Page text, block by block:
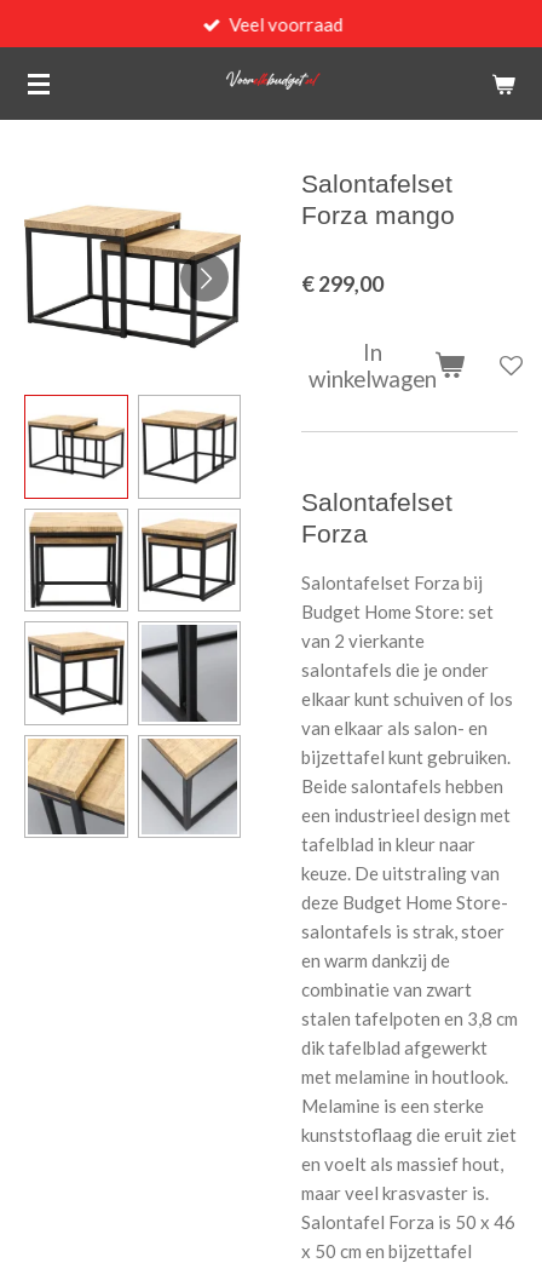
direct
naar
Veel voorraad
Salontafelset
Forza mango
€ 299,00
In
winkelwagen
Salontafelset
Forza
Salontafelset Forza bij
Budget Home Store: set
van 2 vierkante
salontafels die je onder
elkaar kunt schuiven of los
van elkaar als salon- en
bijzettafel kunt gebruiken.
Beide salontafels hebben
een industrieel design met
tafelblad in kleur naar
keuze. De uitstraling van
deze Budget Home Store-
salontafels is strak, stoer
en warm dankzij de
combinatie van zwart
stalen tafelpoten en 3,8 cm
dik tafelblad afgewerkt
met melamine in houtlook.
Melamine is een sterke
kunststoflaag die eruit ziet
en voelt als massief hout,
maar veel krasvaster is.
Salontafel Forza is 50 x 46
x 50 cm en bijzettafel